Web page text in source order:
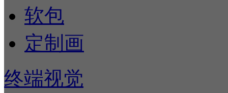
软包
定制画
终端视觉